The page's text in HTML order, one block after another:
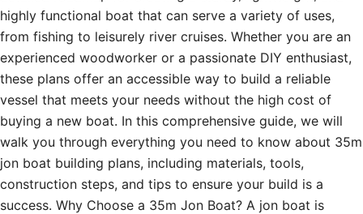
highly functional boat that can serve a variety of uses,
from fishing to leisurely river cruises. Whether you are an
experienced woodworker or a passionate DIY enthusiast,
these plans offer an accessible way to build a reliable
vessel that meets your needs without the high cost of
buying a new boat. In this comprehensive guide, we will
walk you through everything you need to know about 35m
jon boat building plans, including materials, tools,
construction steps, and tips to ensure your build is a
success. Why Choose a 35m Jon Boat? A jon boat is